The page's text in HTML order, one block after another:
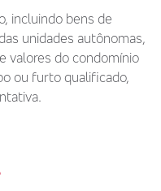
incluindo bens de
unidades autônomas,
valores do condomínio
ou furto qualificado,